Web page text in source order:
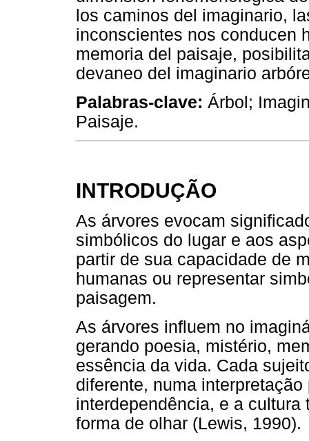
los caminos del imaginario,
inconscientes nos conducen
memoria del paisaje,
devaneo del imaginario
Palabras-clave: Árbol;
Paisaje.
INTRODUÇÃO
As árvores evocam
simbólicos do lugar e aos
partir de sua capacidade de
humanas ou representar
paisagem.
As árvores influem no
gerando poesia, mistério,
essência da vida. Cada
diferente, numa
interdependência, e a
forma de olhar (Lewis, 1990).